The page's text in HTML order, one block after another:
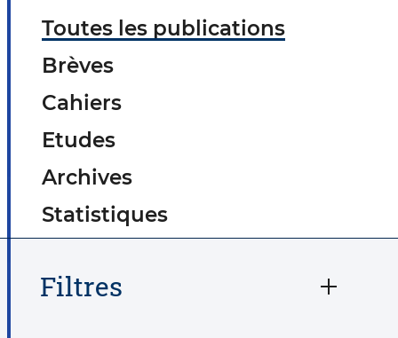
Toutes les publications
Brèves
Cahiers
Etudes
Archives
Statistiques
Filtres